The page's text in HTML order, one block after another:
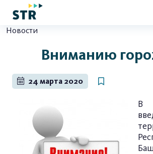
Новости
Вниманию
24 марта 2020
В